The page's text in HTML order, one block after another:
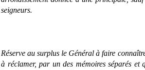
seigneurs.
Réserve au surplus le Général à faire
à réclamer, par un des mémoires séparés et